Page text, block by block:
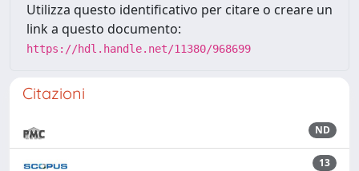
Utilizza questo identificativo per citare o creare un
link a questo documento:
https://hdl.handle.net/11380/968699
Citazioni
ND
13